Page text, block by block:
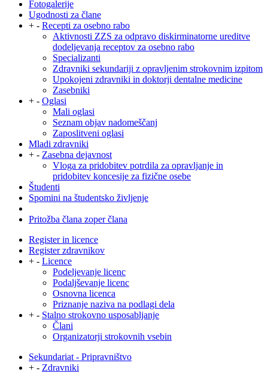
Fotogalerije
Ugodnosti za člane
+ - Recepti za osebno rabo
Aktivnosti ZZS za odpravo diskirminatorne ureditve
dodeljevanja receptov za osebno rabo
Specializanti
Zdravniki sekundariji z opravljenim strokovnim izpitom
Upokojeni zdravniki in doktorji dentalne medicine
Zasebniki
+ - Oglasi
Mali oglasi
Seznam objav nadomeščanj
Zaposlitveni oglasi
Mladi zdravniki
+ - Zasebna dejavnost
Vloga za pridobitev potrdila za opravljanje in
pridobitev koncesije za fizične osebe
Študenti
Spomini na študentsko življenje
Pritožba člana zoper člana
Register in licence
Register zdravnikov
+ - Licence
Podeljevanje licenc
Podaljševanje licenc
Osnovna licenca
Priznanje naziva na podlagi dela
+ - Stalno strokovno usposabljanje
Člani
Organizatorji strokovnih vsebin
Sekundariat - Pripravništvo
+ - Zdravniki